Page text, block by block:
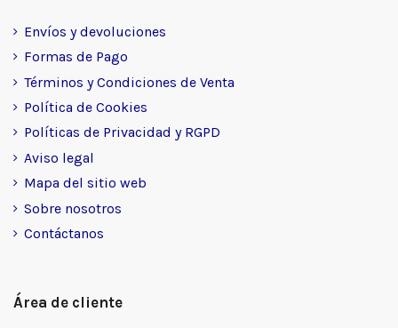
Envíos y devoluciones
Formas de Pago
Términos y Condiciones de Venta
Política de Cookies
Políticas de Privacidad y RGPD
Aviso legal
Mapa del sitio web
Sobre nosotros
Contáctanos
Área de cliente